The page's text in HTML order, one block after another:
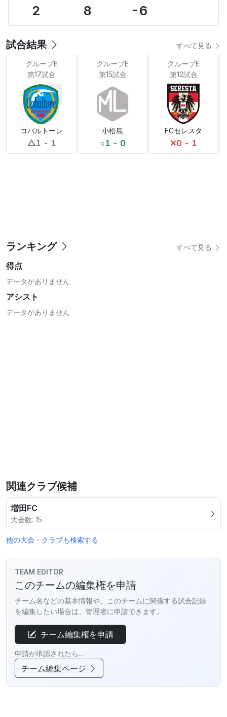
2 8 -6
試合結果 すべて見る
グループE
第17試合
コバルトーレ
△1 - 1
グループE
第15試合
小松島
○1 - 0
グループE
第12試合
FCセレスタ
✕0 - 1
ランキング すべて見る
得点
データがありません
アシスト
データがありません
関連クラブ候補
増田FC
大会数: 15
他の大会・クラブも検索する
TEAM EDITOR
このチームの編集権を申請
チーム名などの基本情報や、このチームに関係する試合記録
を編集したい場合は、管理者に申請できます。
チーム編集権を申請
申請が承認されたら...
チーム編集ページ